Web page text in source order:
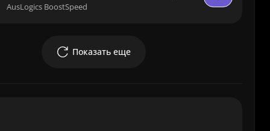
AusLogics BoostSpeed
Показать еще